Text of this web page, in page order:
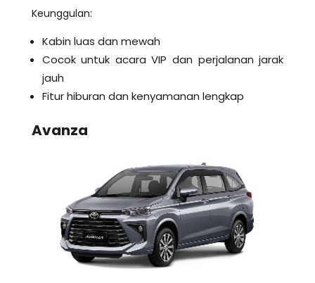
Keunggulan:
Kabin luas dan mewah
Cocok untuk acara VIP dan perjalanan jarak
jauh
Fitur hiburan dan kenyamanan lengkap
Avanza